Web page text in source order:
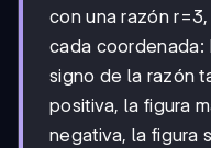
con una razón
cada coordenada:
signo de la razón
positiva, la figura
negativa, la figura